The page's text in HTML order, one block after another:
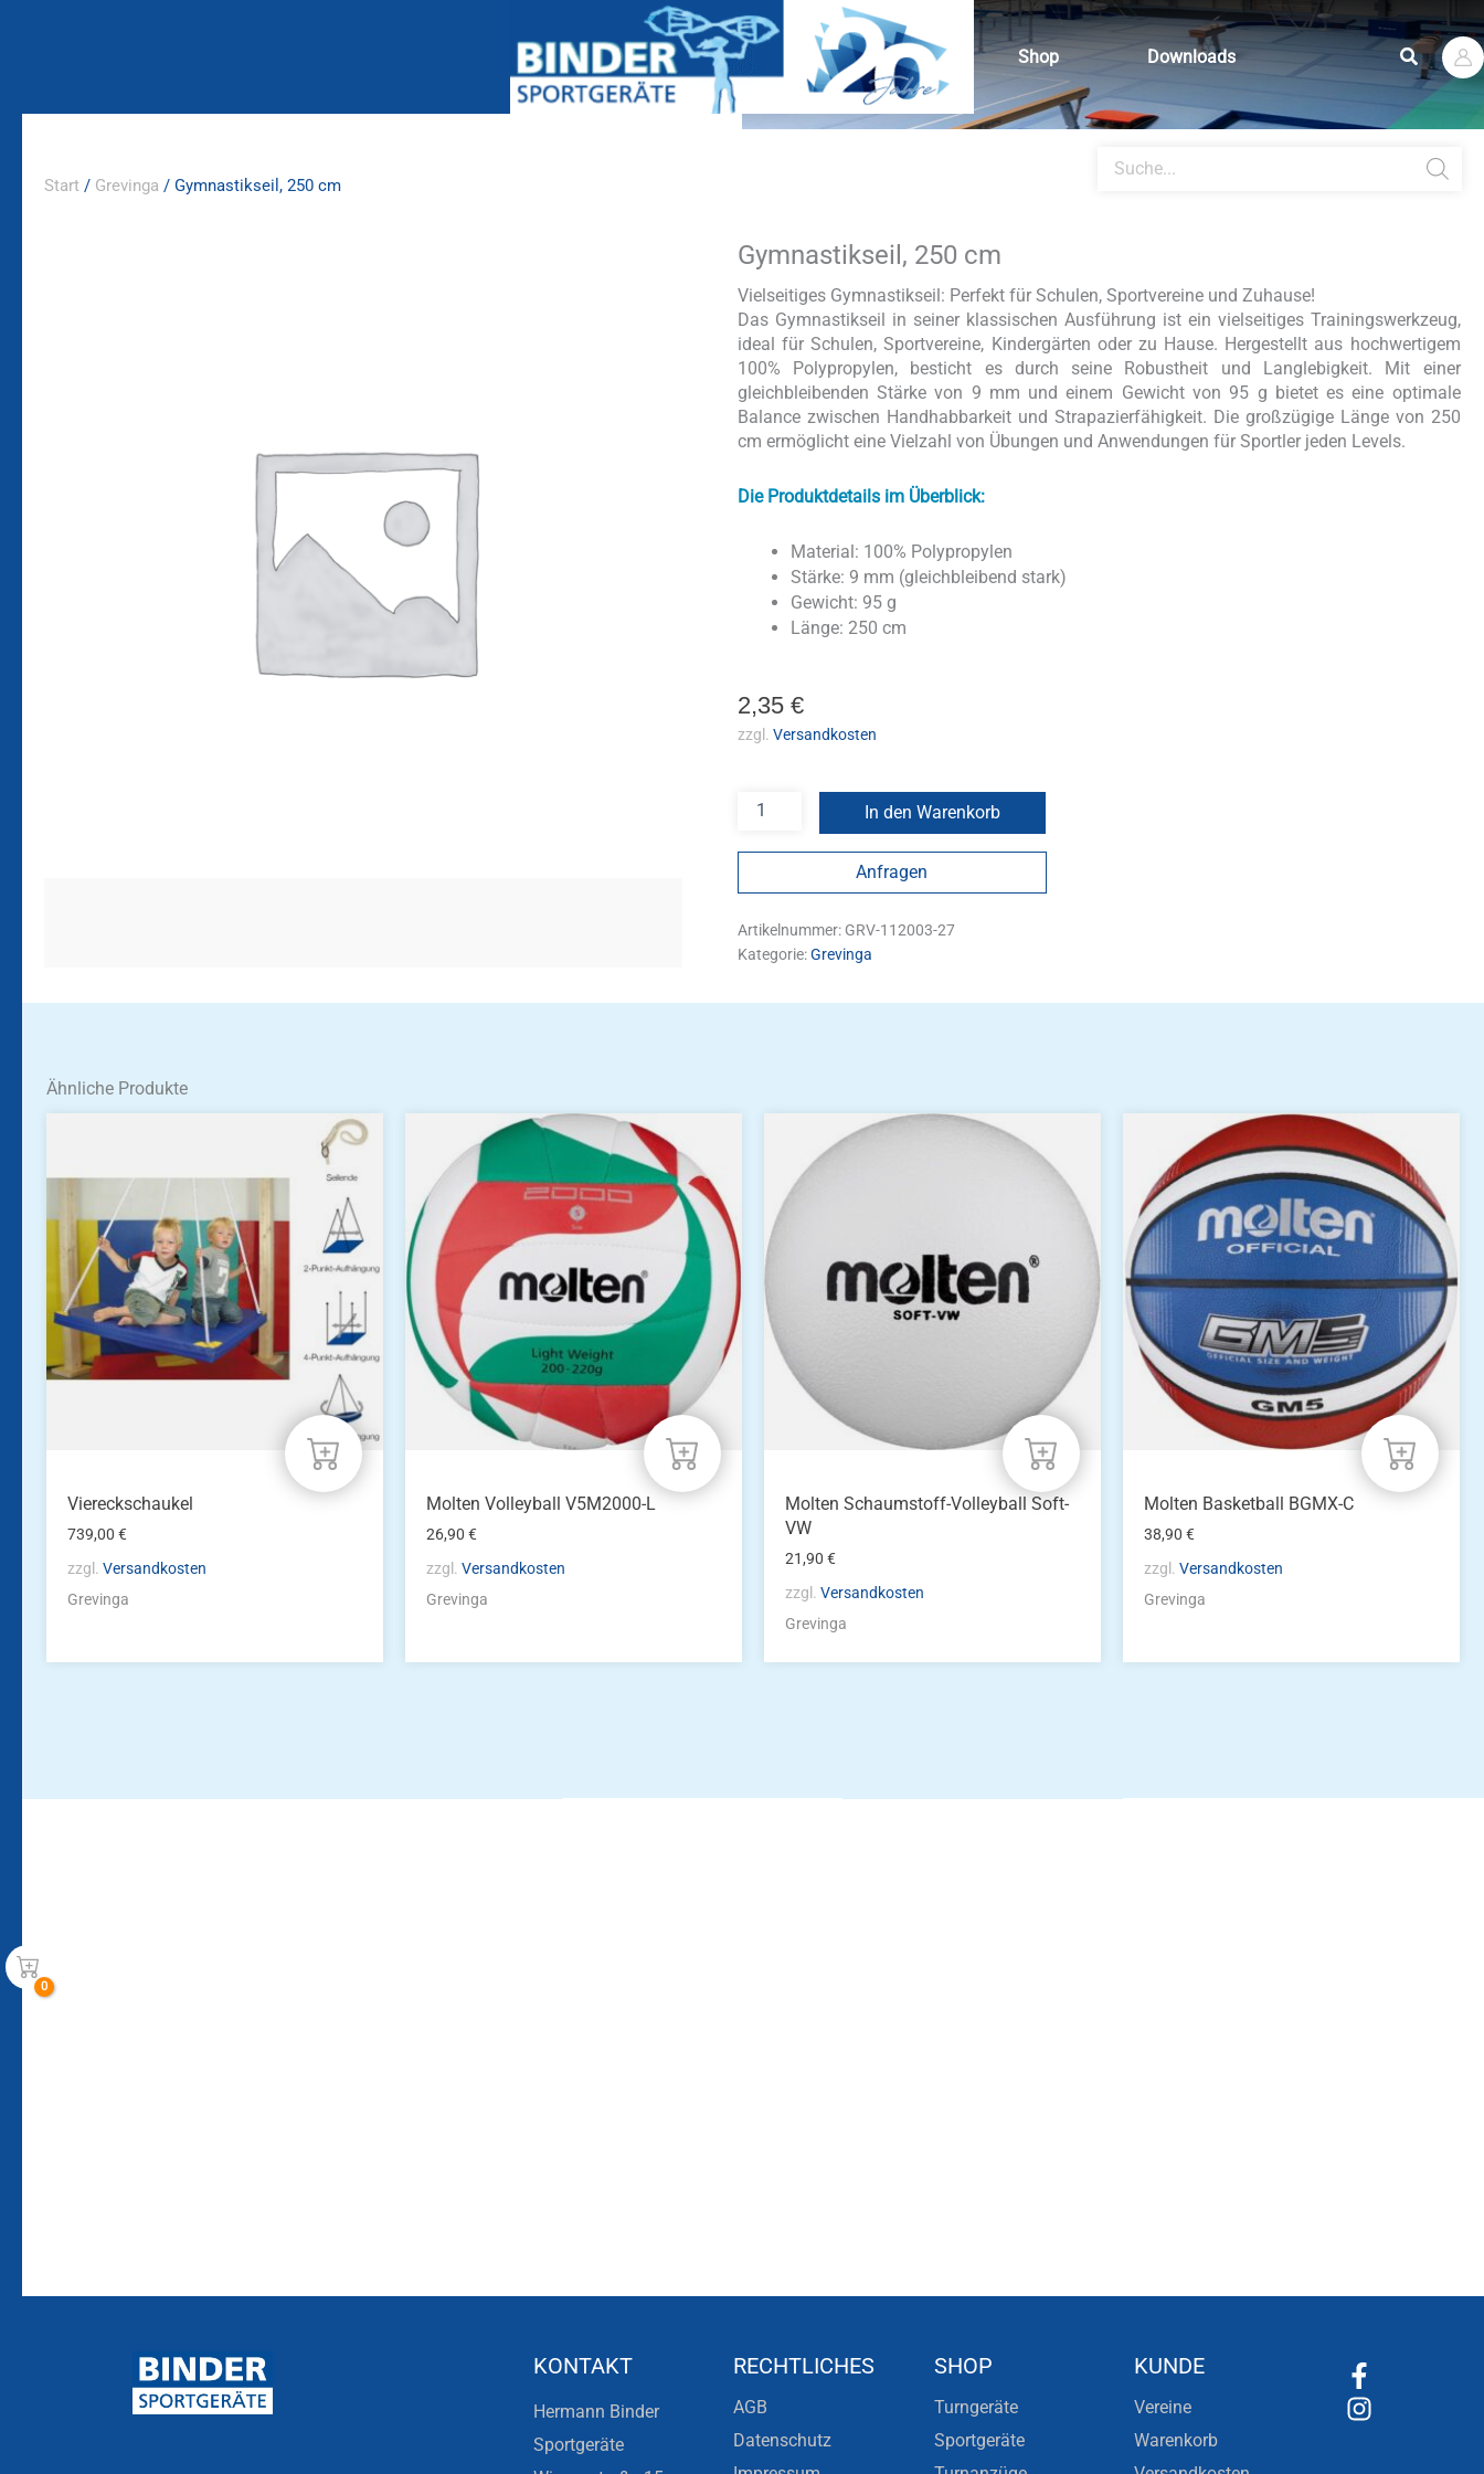
Shop Downloads Suchen
search
Start / Grevinga / Gymnastikseil, 250 cm
Gymnastikseil, 250 cm
Vielseitiges Gymnastikseil: Perfekt für Schulen, Sportvereine und Zuhause!
Das Gymnastikseil in seiner klassischen Ausführung ist ein vielseitiges Trainingswerkzeug,
ideal für Schulen, Sportvereine, Kindergärten oder zu Hause. Hergestellt aus hochwertigem
100% Polypropylen, besticht es durch seine Robustheit und Langlebigkeit. Mit einer
gleichbleibenden Stärke von 9 mm und einem Gewicht von 95 g bietet es eine optimale
Balance zwischen Handhabbarkeit und Strapazierfähigkeit. Die großzügige Länge von 250
cm ermöglicht eine Vielzahl von Übungen und Anwendungen für Sportler jeden Levels.
Die Produktdetails im Überblick:
Material: 100% Polypropylen
Stärke: 9 mm (gleichbleibend stark)
Gewicht: 95 g
Länge: 250 cm
2,35 €
zzgl. Versandkosten
Gymnastikseil,
250
cm
Menge
In den Warenkorb
Anfragen
Artikelnummer: GRV-112003-27
Kategorie:Grevinga
Ähnliche Produkte
Viereckschaukel
739,00€
zzgl.Versandkosten
Grevinga
Molten Volleyball V5M2000-L
26,90€
zzgl.Versandkosten
Grevinga
Molten Schaumstoff-Volleyball Soft-
VW
21,90€
zzgl.Versandkosten
Grevinga
Molten Basketball BGMX-C
38,90€
zzgl.Versandkosten
Grevinga
KONTAKT
Hermann Binder
Sportgeräte
RECHTLICHES
AGB
Datenschutz
SHOP
Turngeräte
Sportgeräte
KUNDE
Vereine
Warenkorb